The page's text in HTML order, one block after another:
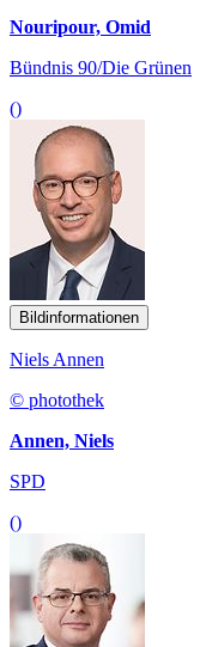
Nouripour, Omid
Bündnis 90/Die Grünen
()
Bildinformationen
Niels Annen
© photothek
Annen, Niels
SPD
()